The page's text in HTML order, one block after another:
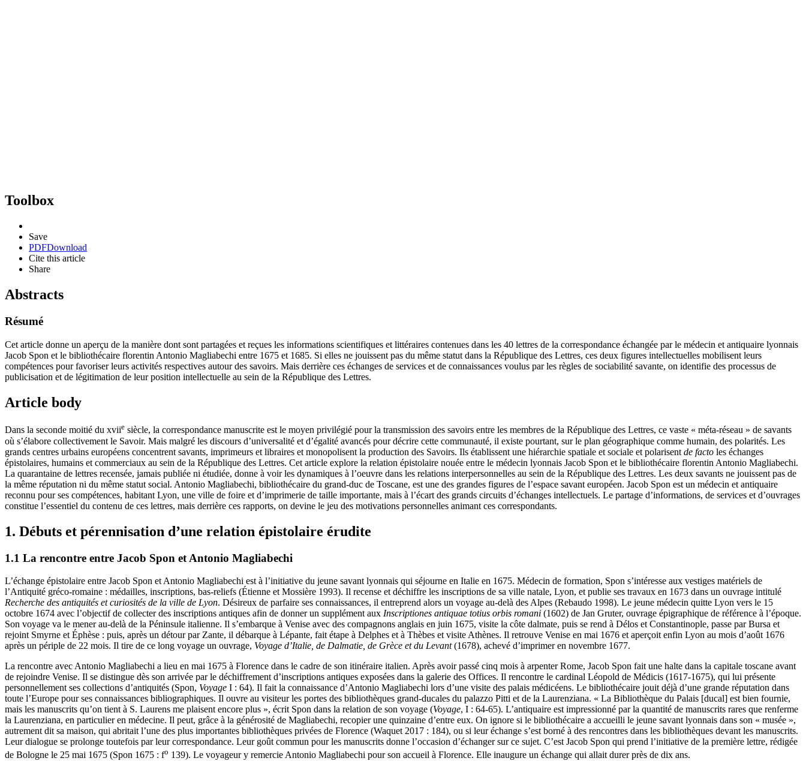
Toolbox
Save
PDFDownload
Cite this article
Share
Abstracts
Résumé
Cet article donne un aperçu de la manière dont sont partagées et reçues les informations scientifiques et littéraires contenues dans les 40 lettres de la correspondance échangée par le médecin et antiquaire lyonnais
Jacob Spon et le bibliothécaire florentin Antonio Magliabechi entre 1675 et 1685. Si elles ne jouissent pas du même statut dans la République des Lettres, ces deux figures intellectuelles mobilisent leurs
compétences pour favoriser leurs activités respectives autour des savoirs. Mais derrière ces échanges de services et de connaissances voulus par les règles de sociabilité savante, on identifie des processus de
publicisation et de légitimation de leur position intellectuelle au sein de la République des Lettres.
Article body
Dans la seconde moitié du xviie siècle, la correspondance manuscrite est le moyen privilégié pour la transmission des savoirs entre les membres de la République des Lettres, ce vaste « méta-réseau » de savants
où s’élabore collectivement le Savoir. Mais malgré les discours d’universalité et d’égalité avancés pour décrire cette communauté, il existe pourtant, sur le plan géographique comme humain, des polarités. Les
grands centres urbains européens concentrent savants, imprimeurs et libraires et monopolisent la production des Savoirs. Ils établissent une hiérarchie spatiale et sociale et polarisent de facto les échanges
épistolaires, humains et commerciaux au sein de la République des Lettres. Cet article explore la relation épistolaire nouée entre le médecin lyonnais Jacob Spon et le bibliothécaire florentin Antonio Magliabechi.
La quarantaine de lettres recensée, jamais publiée ni étudiée, donne à voir les dynamiques à l’oeuvre dans les relations interpersonnelles au sein de la République des Lettres. Les deux savants ne jouissent pas de
la même réputation ni du même statut social. Antonio Magliabechi, bibliothécaire du grand-duc de Toscane, est une des grandes figures de l’espace savant européen. Jacob Spon est un médecin et antiquaire
reconnu pour ses compétences, habitant Lyon, une ville de foire et d’imprimerie de taille importante, mais à l’écart des grands circuits d’échanges intellectuels. Le partage d’informations, de services et d’ouvrages
constitue l’essentiel du contenu de ces lettres, mais derrière ces rapports, on devine le jeu des motivations personnelles animant ces correspondants.
1. Débuts et pérennisation d’une relation épistolaire érudite
1.1 La rencontre entre Jacob Spon et Antonio Magliabechi
L’échange épistolaire entre Jacob Spon et Antonio Magliabechi est à l’initiative du jeune savant lyonnais qui séjourne en Italie en 1675. Médecin de formation, Spon s’intéresse aux vestiges matériels de
l’Antiquité gréco-romaine : médailles, inscriptions, bas-reliefs (Étienne et Mossière 1993). Il recense et déchiffre les inscriptions de sa ville natale, Lyon, et publie ses travaux en 1673 dans un ouvrage intitulé
Recherche des antiquités et curiosités de la ville de Lyon. Désireux de parfaire ses connaissances, il entreprend alors un voyage au-delà des Alpes (Rebaudo 1998). Le jeune médecin quitte Lyon vers le 15
octobre 1674 avec l’objectif de collecter des inscriptions antiques afin de donner un supplément aux Inscriptiones antiquae totius orbis romani (1602) de Jan Gruter, ouvrage épigraphique de référence à l’époque.
Son voyage va le mener au-delà de la Péninsule italienne. Il s’embarque à Venise avec des compagnons anglais en juin 1675, visite la côte dalmate, puis se rend à Délos et Constantinople, passe par Bursa et
rejoint Smyrne et Éphèse : puis, après un détour par Zante, il débarque à Lépante, fait étape à Delphes et à Thèbes et visite Athènes. Il retrouve Venise en mai 1676 et aperçoit enfin Lyon au mois d’août 1676
après un périple de 22 mois. Il tire de ce long voyage un ouvrage, Voyage d’Italie, de Dalmatie, de Grèce et du Levant(1678), achevé d’imprimer en novembre 1677.
La rencontre avec Antonio Magliabechi a lieu en mai 1675 à Florence dans le cadre de son itinéraire italien. Après avoir passé cinq mois à arpenter Rome, Jacob Spon fait une halte dans la capitale toscane avant
de rejoindre Venise. Il se distingue dès son arrivée par le déchiffrement d’inscriptions antiques exposées dans la galerie des Offices. Il rencontre le cardinal Léopold de Médicis (1617-1675), qui lui présente
personnellement ses collections d’antiquités (Spon, Voyage I : 64). Il fait la connaissance d’Antonio Magliabechi lors d’une visite des palais médicéens. Le bibliothécaire jouit déjà d’une grande réputation dans
toute l’Europe pour ses connaissances bibliographiques. Il ouvre au visiteur les portes des bibliothèques grand-ducales du palazzo Pitti et de la Laurenziana. « La Bibliothèque du Palais [ducal] est bien fournie,
mais les manuscrits qu’on tient à S. Laurens me plaisent encore plus », écrit Spon dans la relation de son voyage (Voyage, I : 64-65). L’antiquaire est impressionné par la quantité de manuscrits rares que renferme
la Laurenziana, en particulier en médecine. Il peut, grâce à la générosité de Magliabechi, recopier une quinzaine d’entre eux. On ignore si le bibliothécaire a accueilli le jeune savant lyonnais dans son « musée »,
autrement dit sa maison, qui abritait l’une des plus importantes bibliothèques privées de Florence (Waquet 2017 : 184), ou si leur échange s’est borné à des rencontres dans les bibliothèques devant les manuscrits.
Leur dialogue se prolonge toutefois par leur correspondance. Leur goût commun pour les manuscrits donne l’occasion d’échanger sur ce sujet. C’est Jacob Spon qui prend l’initiative de la première lettre, rédigée
de Bologne le 25 mai 1675 (Spon 1675 : fo 139). Le voyageur y remercie Antonio Magliabechi pour son accueil à Florence. Elle inaugure un échange qui allait durer près de dix ans.